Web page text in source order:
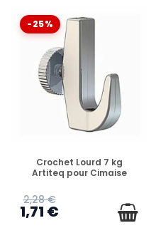
-25%
EN STOCK
Crochet Lourd 7 kg
Artiteq pour Cimaise
2,28 €
1,71 €